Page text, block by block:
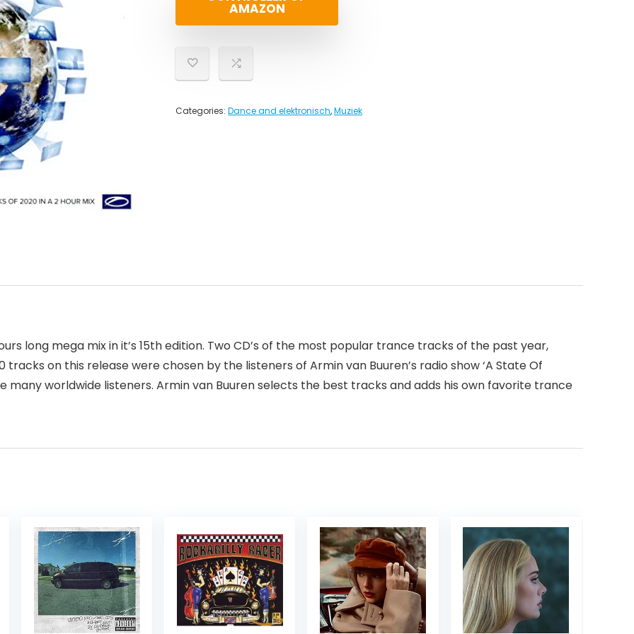
AMAZON
Categories: Dance and elektronisch,Muziek
long mega mix in it’s 15th edition. Two CD’s of the most popular trance tracks of the past year,
tracks on this release were chosen by the listeners of Armin van Buuren’s radio show ‘A State Of
many worldwide listeners. Armin van Buuren selects the best tracks and adds his own favorite trance